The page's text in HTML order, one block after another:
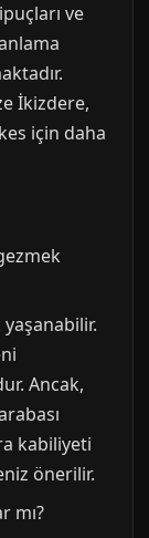
ve
İkizdere,
için daha
Ancak,
kabiliyeti
önerilir.
mı?